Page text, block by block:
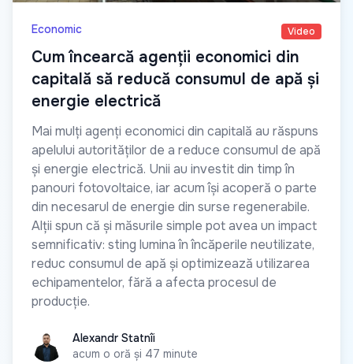
Economic Video
Cum încearcă agenții economici din
capitală să reducă consumul de apă și
energie electrică
Mai mulți agenți economici din capitală au răspuns
apelului autorităților de a reduce consumul de apă
și energie electrică. Unii au investit din timp în
panouri fotovoltaice, iar acum își acoperă o parte
din necesarul de energie din surse regenerabile.
Alții spun că și măsurile simple pot avea un impact
semnificativ: sting lumina în încăperile neutilizate,
reduc consumul de apă și optimizează utilizarea
echipamentelor, fără a afecta procesul de
producție.
Alexandr Statnîi
Alexandr Statnîi
acum o oră și 47 minute